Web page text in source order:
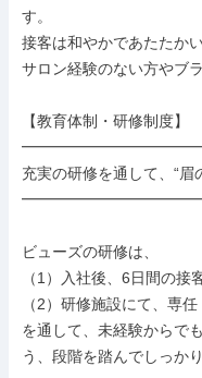
す。
接客は和やかであたたか
サロン経験のない方やブ
【教育体制・研修制度】
充実の研修を通して、“眉
ビューズの研修は、
（1）入社後、6日間の接
（2）研修施設にて、専
を通して、未経験からで
う、段階を踏んでしっか